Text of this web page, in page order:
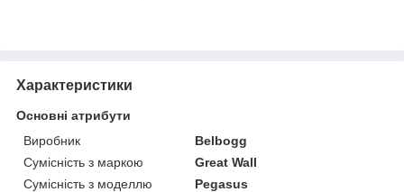
Характеристики
Основні атрибути
Виробник
Belbogg
Сумісність з маркою
Great Wall
Сумісність з моделлю
Pegasus